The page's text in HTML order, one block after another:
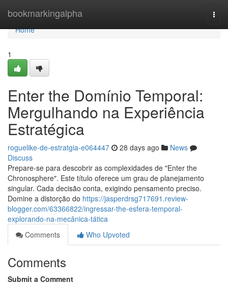
bookmarkingalpha
Home
Home
1
Enter the Domínio Temporal:
Mergulhando na Experiência
Estratégica
roguelike-de-estratgia-e064447 28 days ago
News
Discuss
Prepare-se para descobrir as complexidades de "Enter the
Chronosphere". Este título oferece um grau de planejamento
singular. Cada decisão conta, exigindo pensamento preciso.
Domine a distorção do https://jasperdrsg717691.review-
blogger.com/63366822/ingressar-the-esfera-temporal-
explorando-na-mecânica-tática
Comments
Who Upvoted
Comments
Submit a Comment